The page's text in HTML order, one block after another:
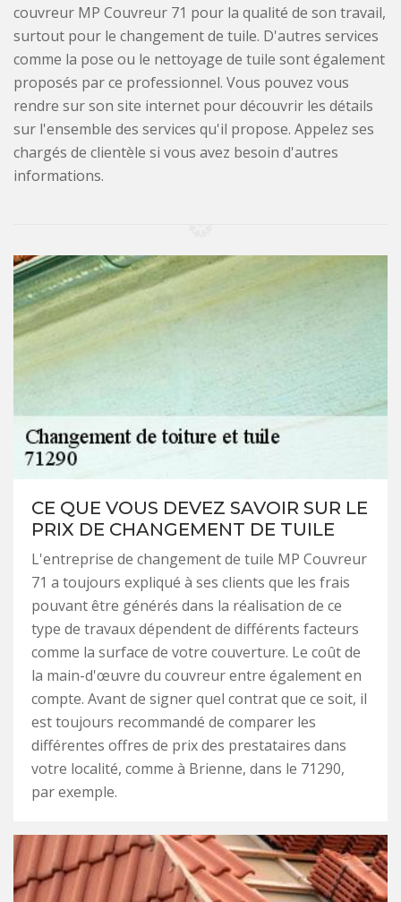
couvreur MP Couvreur 71 pour la qualité de son travail,
surtout pour le changement de tuile. D'autres services
comme la pose ou le nettoyage de tuile sont également
proposés par ce professionnel. Vous pouvez vous
rendre sur son site internet pour découvrir les détails
sur l'ensemble des services qu'il propose. Appelez ses
chargés de clientèle si vous avez besoin d'autres
informations.
CE QUE VOUS DEVEZ SAVOIR SUR LE
PRIX DE CHANGEMENT DE TUILE
L'entreprise de changement de tuile MP Couvreur
71 a toujours expliqué à ses clients que les frais
pouvant être générés dans la réalisation de ce
type de travaux dépendent de différents facteurs
comme la surface de votre couverture. Le coût de
la main-d'œuvre du couvreur entre également en
compte. Avant de signer quel contrat que ce soit, il
est toujours recommandé de comparer les
différentes offres de prix des prestataires dans
votre localité, comme à Brienne, dans le 71290,
par exemple.